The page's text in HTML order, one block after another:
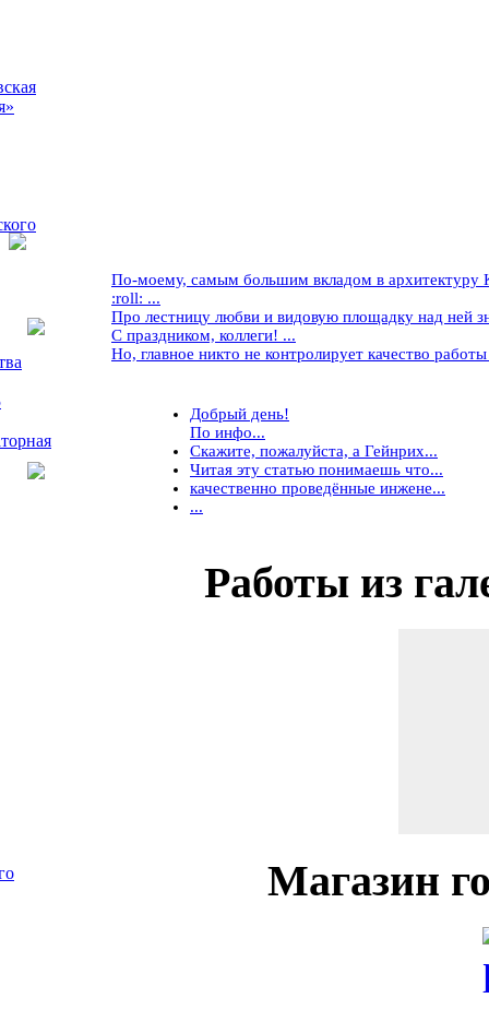
По-моему, самым большим вкладом в архитектуру
:roll: ...
Про лестницу любви и видовую площадку над ней
С праздником, коллеги! ...
Но, главное никто не контролирует качество
Добрый день!
По инфо...
Скажите, пожалуйста, а Гейнрих...
Читая эту статью понимаешь что...
качественно проведённые инжене...
...
Работыиз
Магазин